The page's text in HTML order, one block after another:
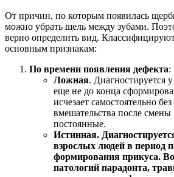
От причин, по которым появилась
можно убрать щель между зубами.
верно определить вид.
основным признакам:
По времени появления дефекта:
Ложная. Диагностируется
еще не до конца
исчезает самостоятельно
вмешательства после
постоянные.
Истинная.
взрослых людей в период
формирования прикуса.
патологий парадонта,